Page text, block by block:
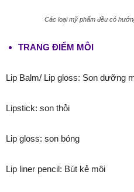
Các loại mỹ phẩm đều có
TRANG ĐIỂM MÔI
Lip Balm/ Lip gloss: Son dưỡng
Lipstick: son thỏi
Lip gloss: son bóng
Lip liner pencil: Bút kẻ môi